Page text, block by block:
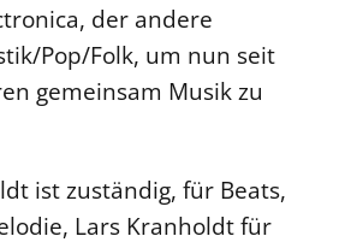
der andere
Pop/Folk, um nun seit
gemeinsam Musik zu
ist zuständig, für Beats,
Lars Kranholdt für